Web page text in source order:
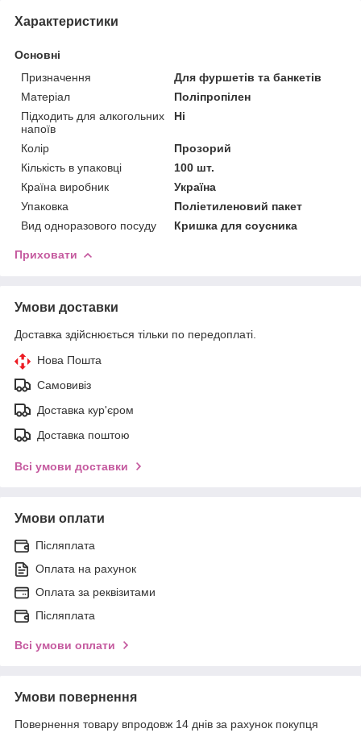
Характеристики
Основні
Призначення
Для фуршетів та банкетів
Матеріал
Поліпропілен
Підходить для алкогольних
напоїв
Ні
Колір
Прозорий
Кількість в упаковці
100 шт.
Країна виробник
Україна
Упаковка
Поліетиленовий пакет
Вид одноразового посуду
Кришка для соусника
Приховати
Умови доставки
Доставка здійснюється тільки по передоплаті.
Нова Пошта
Самовивіз
Доставка кур'єром
Доставка поштою
Всі умови доставки
Умови оплати
Післяплата
Оплата на рахунок
Оплата за реквізитами
Післяплата
Всі умови оплати
Умови повернення
Повернення товару впродовж 14 днів за рахунок покупця